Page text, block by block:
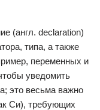
(англ. declaration)
типа, а также
переменных и
уведомить
это весьма важно
Си), требующих